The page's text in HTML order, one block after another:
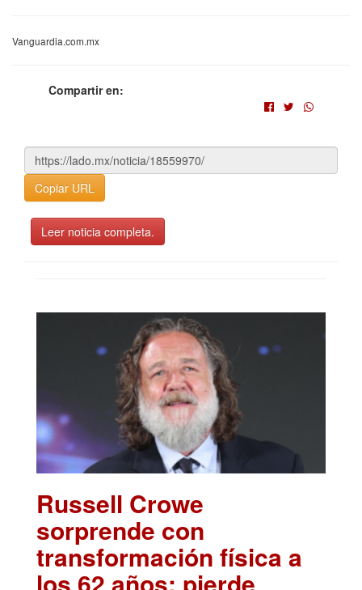
Vanguardia.com.mx
Compartir en:
Copiar URL
Leer noticia completa.
Russell Crowe
sorprende con
transformación física a
los 62 años; pierde